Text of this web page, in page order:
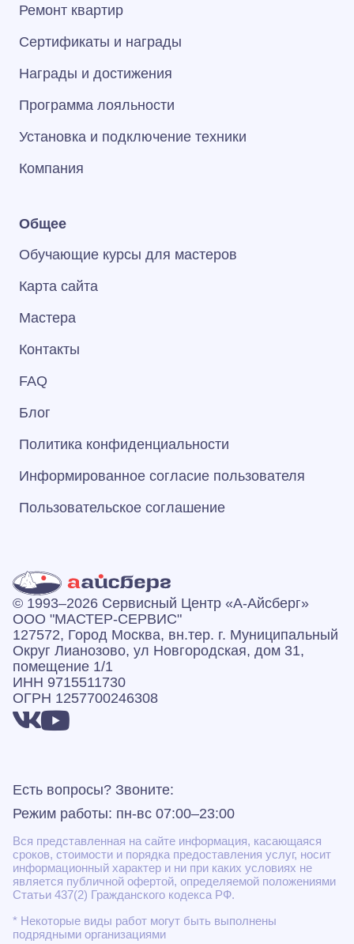
Ремонт квартир
Сертификаты и награды
Награды и достижения
Программа лояльности
Установка и подключение техники
Компания
Общее
Обучающие курсы для мастеров
Карта сайта
Мастера
Контакты
FAQ
Блог
Политика конфиденциальности
Информированное согласие пользователя
Пользовательское соглашение
© 1993–2026 Сервисный Центр «А‑Айсберг»
ООО "МАСТЕР-СЕРВИС"
127572, Город Москва, вн.тер. г. Муниципальный
Округ Лианозово, ул Новгородская, дом 31,
помещение 1/1
ИНН 9715511730
ОГРН 1257700246308
Есть вопросы? Звоните:
Режим работы: пн-вс 07:00–23:00
Вся представленная на сайте информация, касающаяся
сроков, стоимости и порядка предоставления услуг, носит
информационный характер и ни при каких условиях не
является публичной офертой, определяемой положениями
Статьи 437(2) Гражданского кодекса РФ.
* Некоторые виды работ могут быть выполнены
подрядными организациями